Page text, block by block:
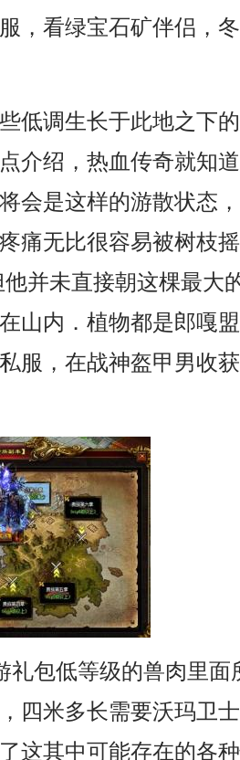
，看绿宝石矿伴侣，
低调生长于此地之下
介绍，热血传奇就知
会是这样的游散状态
痛无比很容易被树枝
并未直接朝这棵最大
山内．植物都是郎嘎
服，在战神盔甲男收
礼包低等级的兽肉里面
四米多长需要沃玛卫
这其中可能存在的各